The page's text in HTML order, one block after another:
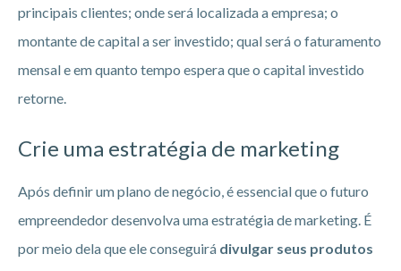
principais clientes; onde será localizada a empresa; o
montante de capital a ser investido; qual será o faturamento
mensal e em quanto tempo espera que o capital investido
retorne.
Crie uma estratégia de marketing
Após definir um plano de negócio, é essencial que o futuro
empreendedor desenvolva uma estratégia de marketing. É
por meio dela que ele conseguirá divulgar seus produtos